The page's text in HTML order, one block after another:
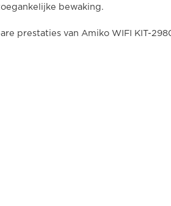
bewaking.
prestaties van Amiko WIFI KIT-